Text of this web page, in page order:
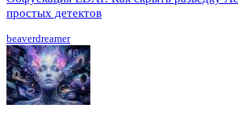
простых детектов
beaverdreamer